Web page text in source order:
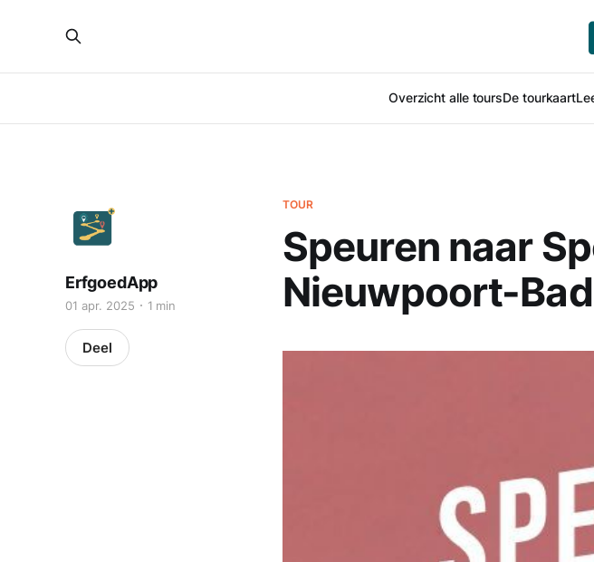
Overzicht alle toursDe tourkaart
TOUR
Speuren naar
Nieuwpoort-Bad
ErfgoedApp
01 apr. 2025 1 min
Deel